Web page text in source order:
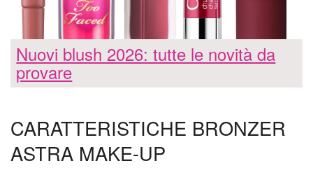
Nuovi blush 2026: tutte le novità da
provare
CARATTERISTICHE BRONZER
ASTRA MAKE-UP